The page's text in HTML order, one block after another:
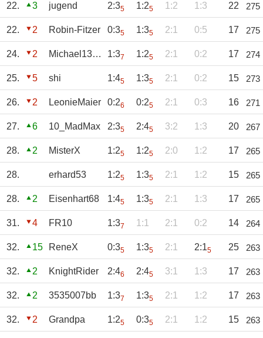
22. 3 jugend 2:35 1:25 1:2 1:3 22 275
22. 2 Robin-Fitzer 0:35 1:35 2:1 0:5 17 275
24. 2 Michael1309 1:37 1:25 2:1 0:2 17 274
25. 5 shi 1:45 1:35 2:1 0:2 15 273
26. 2 LeonieMaier 0:26 0:25 2:1 0:3 16 271
27. 6 10_MadMax 2:35 2:45 3:2 1:3 20 267
28. 2 MisterX 1:25 1:25 2:0 1:2 17 265
28. erhard53 1:25 1:35 2:1 1:2 15 265
28. 2 Eisenhart68 1:45 1:35 2:1 1:3 17 265
31. 4 FR10 1:37 1:1 2:1 0:2 14 264
32. 15 ReneX 0:35 1:35 2:1 2:15 25 263
32. 2 KnightRider 2:46 2:45 3:1 1:3 17 263
32. 2 3535007bb 1:37 1:35 2:1 1:2 17 263
32. 2 Grandpa 1:25 0:35 2:1 1:2 15 263